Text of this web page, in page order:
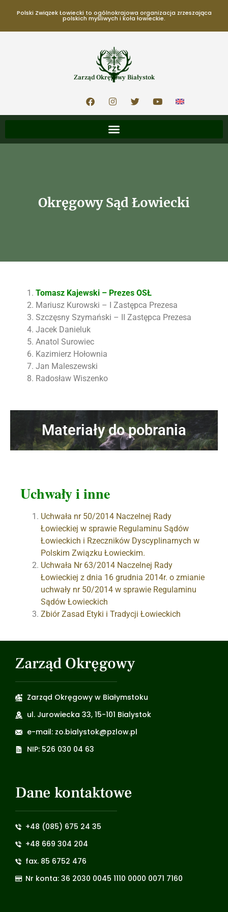
Polski Związek Łowiecki to ogólnokrajowa organizacja zrzeszająca
polskich myśliwych i koła łowieckie.
Zarząd Okręgowy Białystok
Okręgowy Sąd Łowiecki
Tomasz Kajewski – Prezes OSŁ
Mariusz Kurowski – I Zastępca Prezesa
Szczęsny Szymański – II Zastępca Prezesa
Jacek Danieluk
Anatol Surowiec
Kazimierz Hołownia
Jan Maleszewski
Radosław Wiszenko
Materiały do pobrania
Uchwały i inne
Uchwała nr 50/2014 Naczelnej Rady
Łowieckiej w sprawie Regulaminu Sądów
Łowieckich i Rzeczników Dyscyplinarnych w
Polskim Związku Łowieckim.
Uchwała Nr 63/2014 Naczelnej Rady
Łowieckiej z dnia 16 grudnia 2014r. o zmianie
uchwały nr 50/2014 w sprawie Regulaminu
Sądów Łowieckich
Zbiór Zasad Etyki i Tradycji Łowieckich
Zarząd Okręgowy
Zarząd Okręgowy w Białymstoku
ul. Jurowiecka 33, 15-101 Bialystok
e-mail: zo.bialystok@pzlow.pl
NIP: 526 030 04 63
Dane kontaktowe
+48 (085) 675 24 35
+48 669 304 204
fax. 85 6752 476
Nr konta: 36 2030 0045 1110 0000 0071 7160